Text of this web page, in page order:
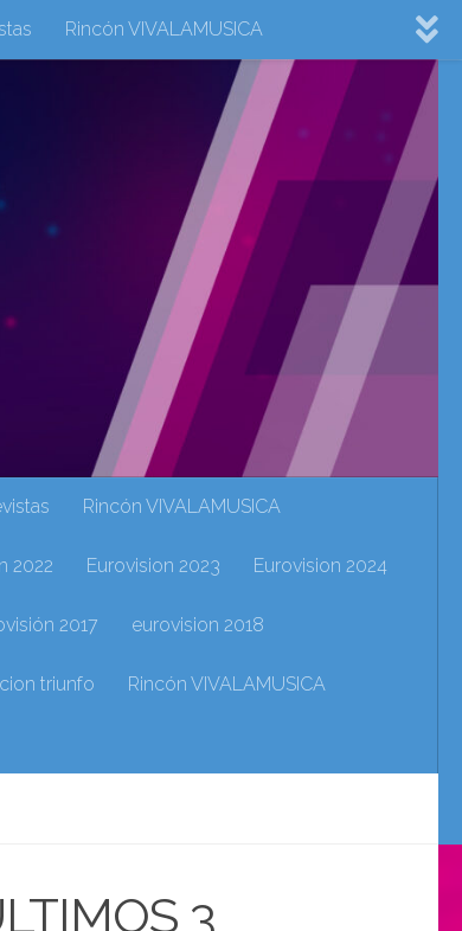
Rincón VIVALAMUSICA
Eurovision 2024
eurovision 2018 eurovision 2019
VIVALAMUSICA Sin categoría Noticias
Rincón VIVALAMUSICA
2022 Eurovision 2023 Eurovision 2024
2017 eurovision 2018
triunfo Rincón VIVALAMUSICA
3